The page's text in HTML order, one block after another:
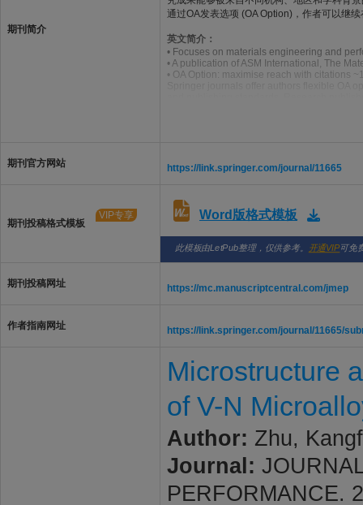
期刊简介
通过OA发表选项 (OA Option)，作者可以继
英文简介：
• Focuses on materials engineering and
• A publication of ASM International, The
• OA Option: maximise reach with citations
期刊官方网站 https://link.springer.com/journal/11665
期刊投稿格式模板
VIP专享 Word版格式模板
此模板由LetPub整理，仅供参考。 开通VIP可免
期刊投稿网址 https://mc.manuscriptcentral.com/jmep
作者指南网址 https://link.springer.com/journal/11665/
Microstructure
of V-N
Author: Zhu,
Journal:
PERFORMANCE.